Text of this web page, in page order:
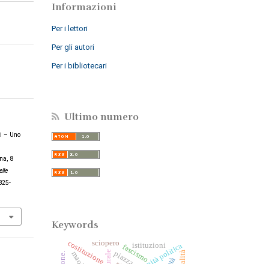
– Uno
8
Informazioni
Per i lettori
Per gli autori
Per i bibliotecari
Ultimo numero
Keywords
fascismo
costituzione istituzioni
sciopero
piazza